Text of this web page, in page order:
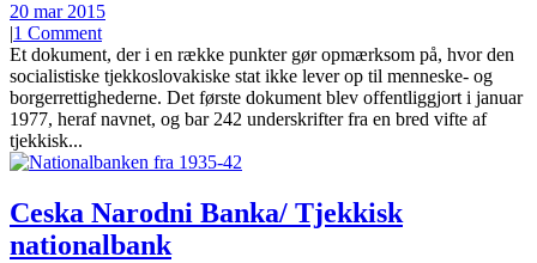
20 mar 2015
|1 Comment
Et dokument, der i en række punkter gør opmærksom på, hvor den
socialistiske tjekkoslovakiske stat ikke lever op til menneske- og
borgerrettighederne. Det første dokument blev offentliggjort i januar
1977, heraf navnet, og bar 242 underskrifter fra en bred vifte af
tjekkisk...
Ceska Narodni Banka/ Tjekkisk
nationalbank